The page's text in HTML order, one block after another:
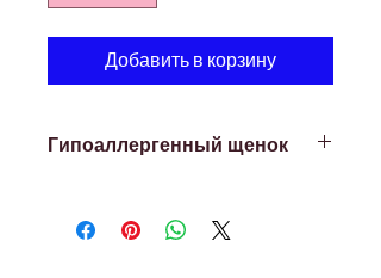
Добавить в корзину
Гипоаллергенный щенок
паспортом.